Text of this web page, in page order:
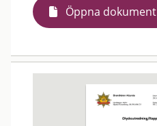
Öppna dokument